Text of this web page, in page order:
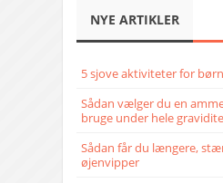
NYE ARTIKLER
5 sjove aktiviteter for
Sådan vælger du en
bruge under hele
Sådan får du længere,
øjenvipper